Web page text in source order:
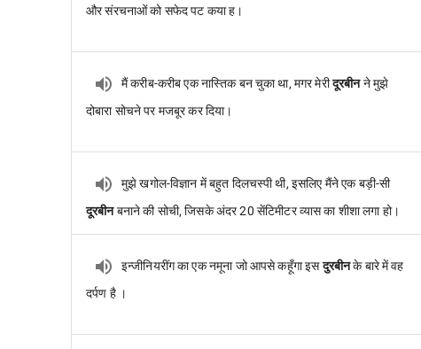
और संरचनाओं को सफेद पट कया ह।
मैं करीब-करीब एक नास्तिक बन चुका था, मगर मेरीदूरबीनने मुझे
दोबारा सोचने पर मजबूर कर दिया।
मुझे खगोल-विज्ञान में बहुत दिलचस्पी थी, इसलिए मैंने एक बड़ी-सी
दूरबीनबनाने की सोची, जिसके अंदर 20 सेंटिमीटर व्यास का शीशा लगा हो।
इन्जीनियरींग का एक नमूना जो आपसे कहूँगा इसदुरबीनके बारे में वह
दर्पण है ।